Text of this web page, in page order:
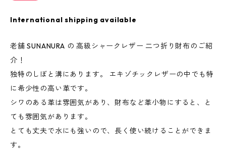
International shipping available
老舗 SUNANURA の 高級シャークレザー 二つ折り財布のご紹
介！
独特のしぼと溝にあります。 エキゾチックレザーの中でも特
に希少性の高い革です。
シワのある革は雰囲気があり、財布など革小物にすると、と
ても雰囲気があります。
とても丈夫で水にも強いので、長く使い続けることができま
す。